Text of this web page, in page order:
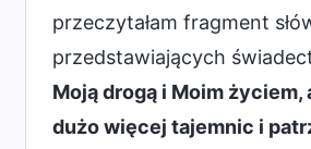
przeczytałam fragment
przedstawiających
Moją drogą i Moim
dużo więcej tajemnic i